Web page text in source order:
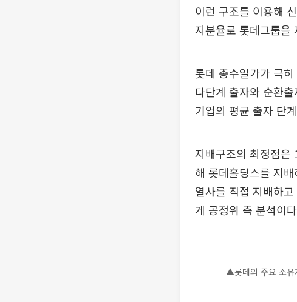
이런 구조를 이용해
지분율로 롯데그룹을
롯데 총수일가가 극
다단계 출자와 순환
기업의 평균 출자 단
지배구조의 최정점은
해 롯데홀딩스를 지
열사를 직접 지배하
게 공정위 측 분석이
▲롯데의 주요 소유